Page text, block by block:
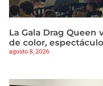
La Gala Drag Queen
de color,
agosto 8, 2026